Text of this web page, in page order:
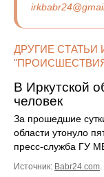
ДРУГИЕ СТАТЬИ
В Иркутской
человек
За прошедшие
области утонуло
пресс‑служба ГУ
Источник: Babr24.com.